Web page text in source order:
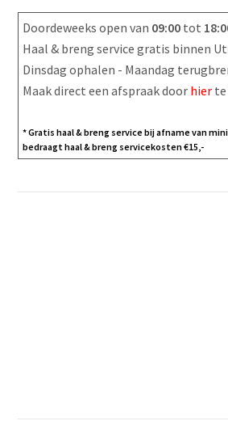
Doordeweeks open van 09:00 tot
Haal & breng service gratis binnen
Dinsdag ophalen - Maandag
Maak direct een afspraak door hier
* Gratis haal & breng service bij afname van
bedraagt haal & breng servicekosten €15,-